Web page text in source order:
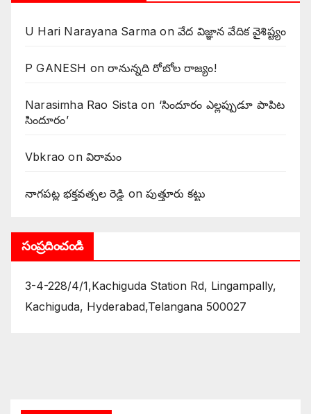
U Hari Narayana Sarma onవేద విజ్ఞాన వేదిక వైశిష్ట్యం
P GANESH on‌రానున్నది రోబోల రాజ్యం!
Narasimha Rao Sistaon ‘సిందూరం ఎల్లప్పుడూ పాపిట
సిందూరం’
Vbkrao onవిరామం
నాగపట్ల భక్తవత్సల రెడ్డి onపుత్తూరు కట్టు
సంప్రదించండి
3-4-228/4/1,Kachiguda Station Rd, Lingampally,
Kachiguda, Hyderabad,Telangana 500027